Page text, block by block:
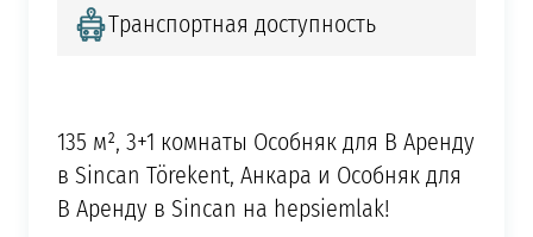
Транспортная доступность
135 м², 3+1 комнаты Особняк для В Аренду
в Sincan Törekent, Анкара и Особняк для
В Аренду в Sincan на hepsiemlak!